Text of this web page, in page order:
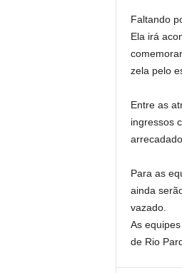
Faltando
Ela irá
zela pelo
Entre as
ingressos
Para as
ainda
vazado.
As
de Rio